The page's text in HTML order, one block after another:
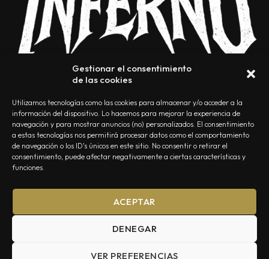
Gestionar el consentimiento
de las cookies
Utilizamos tecnologías como las cookies para almacenar y/o acceder a la
información del dispositivo. Lo hacemos para mejorar la experiencia de
navegación y para mostrar anuncios (no) personalizados. El consentimiento
a estas tecnologías nos permitirá procesar datos como el comportamiento
de navegación o los ID's únicos en este sitio. No consentir o retirar el
consentimiento, puede afectar negativamente a ciertas características y
funciones.
ACEPTAR
DENEGAR
VER PREFERENCIAS
NOSOTROS CONTACTO EDITORIAL POLÍTICA DE PRIVACIDAD